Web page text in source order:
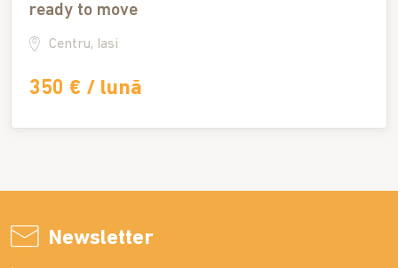
ready to move
Centru, Iasi
350 € / lună
Newsletter